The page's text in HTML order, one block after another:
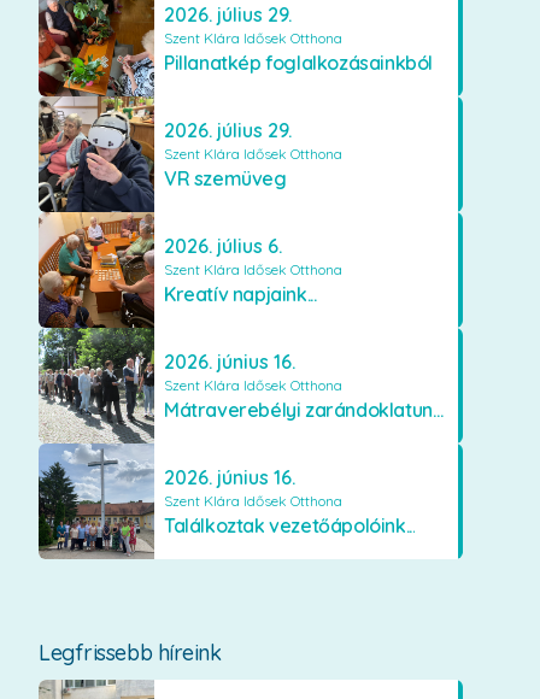
2026. július 29.
Szent Klára Idősek Otthona
Pillanatkép foglalkozásainkból
2026. július 29.
Szent Klára Idősek Otthona
VR szemüveg
2026. július 6.
Szent Klára Idősek Otthona
Kreatív napjaink...
2026. június 16.
Szent Klára Idősek Otthona
Mátraverebélyi zarándoklatunk...
2026. június 16.
Szent Klára Idősek Otthona
Találkoztak vezetőápolóink...
Legfrissebb híreink